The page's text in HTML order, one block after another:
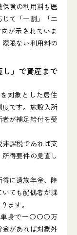
保険の利用料も医
て「一割」「二
が示されていま
限ない利用料の
」で資産まで
対象とした居住
です。施設入所
が補足給付を受
課税であれば支
得要件の見直し
に遺族年金、障
ても配偶者が課
ます。
身で一〇〇〇万
があれば対象外